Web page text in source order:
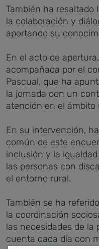
También ha
la colaboración y
aportando su
En el acto de
acompañada por el
Pascual, que ha
la jornada con un
atención en el ámbito
En su intervención,
común de este
inclusión y la
las personas con
el entorno rural.
También se ha
la coordinación
las necesidades de la
cuenta cada día con